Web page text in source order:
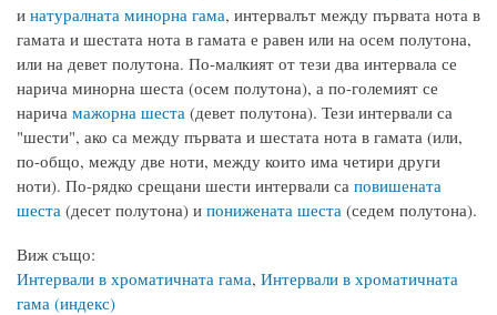
и натуралната минорна гама, интервалът между първата нота в
гамата и шестата нота в гамата е равен или на осем полутона,
или на девет полутона. По-малкият от тези два интервала се
нарича минорна шеста (осем полутона), а по-големият се
нарича мажорна шеста (девет полутона). Тези интервали са
"шести", ако са между първата и шестата нота в гамата (или,
по-общо, между две ноти, между които има четири други
ноти). По-рядко срещани шести интервали са повишената
шеста (десет полутона) и понижената шеста (седем полутона).
Виж също:
Интервали в хроматичната гама, Интервали в хроматичната
гама (индекс)